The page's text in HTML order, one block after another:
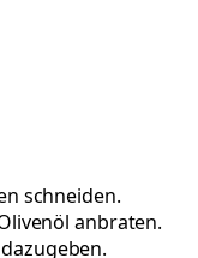
schneiden.
anbraten.